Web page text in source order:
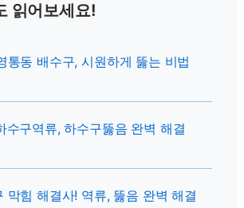
읽어보세요!
통동 배수구, 시원하게 뚫는 비법
수구역류, 하수구뚫음 완벽 해결
막힘 해결사! 역류, 뚫음 완벽 해결